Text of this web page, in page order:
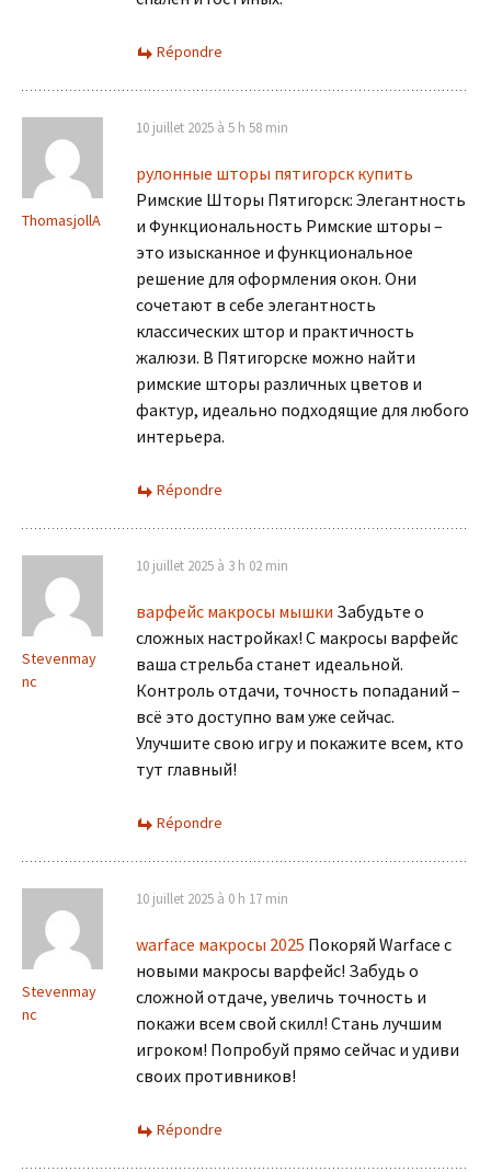
Répondre
ThomasjollA
10 juillet 2025 à 5 h 58 min
рулонные шторы пятигорск купить
Римские Шторы Пятигорск: Элегантность
и Функциональность Римские шторы –
это изысканное и функциональное
решение для оформления окон. Они
сочетают в себе элегантность
классических штор и практичность
жалюзи. В Пятигорске можно найти
римские шторы различных цветов и
фактур, идеально подходящие для любого
интерьера.
Répondre
Stevenmay
nc
10 juillet 2025 à 3 h 02 min
варфейс макросы мышки Забудьте о
сложных настройках! С макросы варфейс
ваша стрельба станет идеальной.
Контроль отдачи, точность попаданий –
всё это доступно вам уже сейчас.
Улучшите свою игру и покажите всем, кто
тут главный!
Répondre
Stevenmay
nc
10 juillet 2025 à 0 h 17 min
warface макросы 2025 Покоряй Warface с
новыми макросы варфейс! Забудь о
сложной отдаче, увеличь точность и
покажи всем свой скилл! Стань лучшим
игроком! Попробуй прямо сейчас и удиви
своих противников!
Répondre